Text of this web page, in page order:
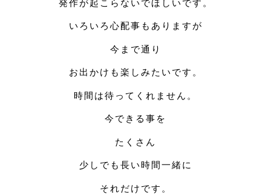
発作が起こらないでほしいです。
いろいろ心配事もありますが
今まで通り
お出かけも楽しみたいです。
時間は待ってくれません。
今できる事を
たくさん
少しでも長い時間一緒に
それだけです。